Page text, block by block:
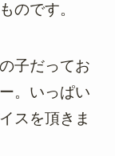
のです。
子だってお
。いっぱい
スを頂きま